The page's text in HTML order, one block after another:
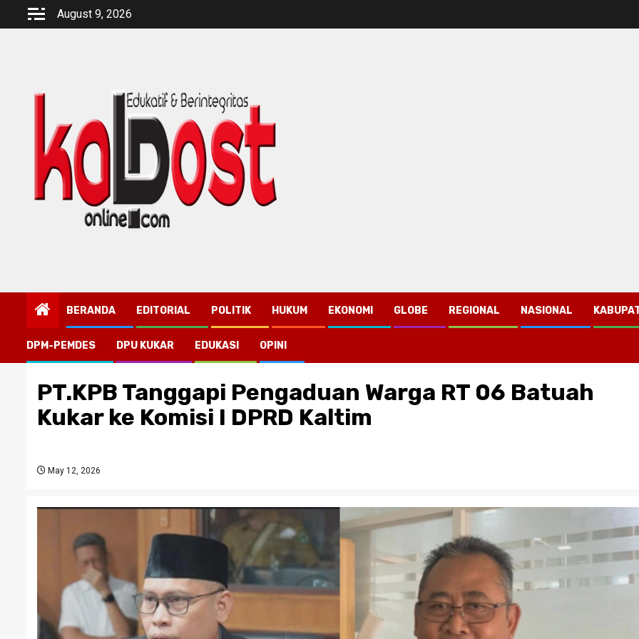
August 9, 2026
BERANDA EDITORIAL POLITIK HUKUM EKONOMI GLOBE REGIONAL NASIONAL
DPM-PEMDES DPU KUKAR EDUKASI OPINI
PT.KPB Tanggapi Pengaduan Warga RT 06 Batuah
Kukar ke Komisi I DPRD Kaltim
May 12, 2026
KORTASTIPIDKOR POLRI…?
August 2, 2026